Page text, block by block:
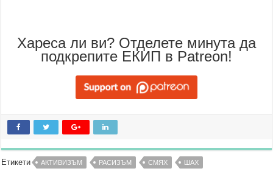
Хареса ли ви? Отделете минута да
подкрепите ЕКИП в Patreon!
Етикети АКТИВИЗЪМ РАСИЗЪМ СМЯХ ШАХ